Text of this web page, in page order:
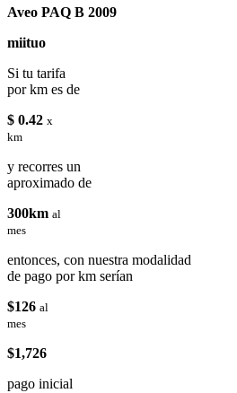
Aveo PAQ B 2009
miituo
Si tu tarifa
por km es de
$ 0.42 x
km
y recorres un
aproximado de
300km al
mes
entonces, con nuestra modalidad
de pago por km serían
$126 al
mes
$1,726
pago inicial